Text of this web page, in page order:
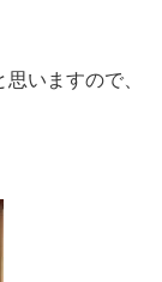
いますので、